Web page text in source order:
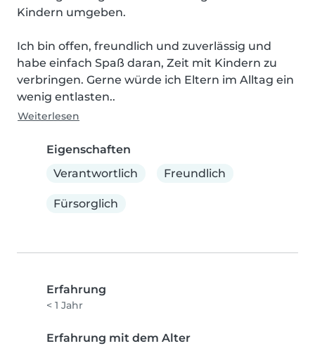
Kindern umgeben.
Ich bin offen, freundlich und zuverlässig und
habe einfach Spaß daran, Zeit mit Kindern zu
verbringen. Gerne würde ich Eltern im Alltag ein
wenig entlasten..
Weiterlesen
Eigenschaften
Verantwortlich
Freundlich
Fürsorglich
Erfahrung
< 1 Jahr
Erfahrung mit dem Alter